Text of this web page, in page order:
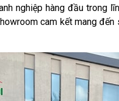
nghiệp hàng đầu trong
cam kết mang